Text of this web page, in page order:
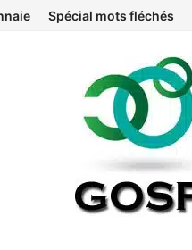
Spécial mots fléchés